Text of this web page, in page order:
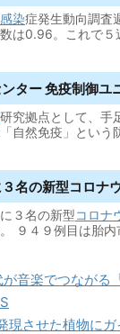
感染症発生動向調査
は0.96。これで５
ター 免疫制御ユ
研究拠点として、手
自然免疫」という
名の新型コロナ
３名の新型コロナ
９４９例目は胎内
音楽でつながる
現させた植物に